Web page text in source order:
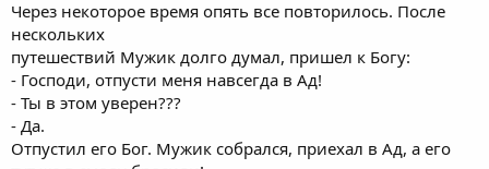
Через некоторое время опять все повторилось. После
нескольких
путешествий Мужик долго думал, пришел к Богу:
- Господи, отпусти меня навсегда в Ад!
- Ты в этом уверен???
- Да.
Отпустил его Бог. Мужик собрался, приехал в Ад, а его